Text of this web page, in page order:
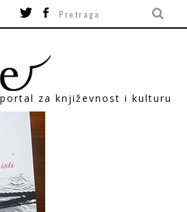
portal za književnost i kulturu